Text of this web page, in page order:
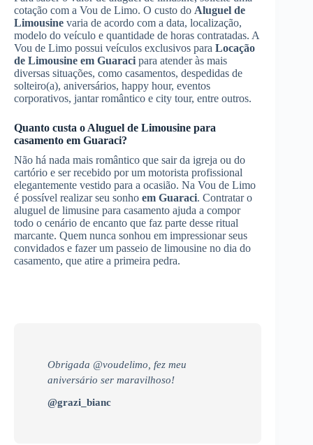
cotação com a Vou de Limo. O custo do Aluguel de
Limousine varia de acordo com a data, localização,
modelo do veículo e quantidade de horas contratadas. A
Vou de Limo possui veículos exclusivos para Locação
de Limousine em Guaraci para atender às mais
diversas situações, como casamentos, despedidas de
solteiro(a), aniversários, happy hour, eventos
corporativos, jantar romântico e city tour, entre outros.
Quanto custa o Aluguel de Limousine para
casamento em Guaraci?
Não há nada mais romântico que sair da igreja ou do
cartório e ser recebido por um motorista profissional
elegantemente vestido para a ocasião. Na Vou de Limo
é possível realizar seu sonho em Guaraci. Contratar o
aluguel de limusine para casamento ajuda a compor
todo o cenário de encanto que faz parte desse ritual
marcante. Quem nunca sonhou em impressionar seus
convidados e fazer um passeio de limousine no dia do
casamento, que atire a primeira pedra.
Obrigada @voudelimo, fez meu
aniversário ser maravilhoso!
@grazi_bianc